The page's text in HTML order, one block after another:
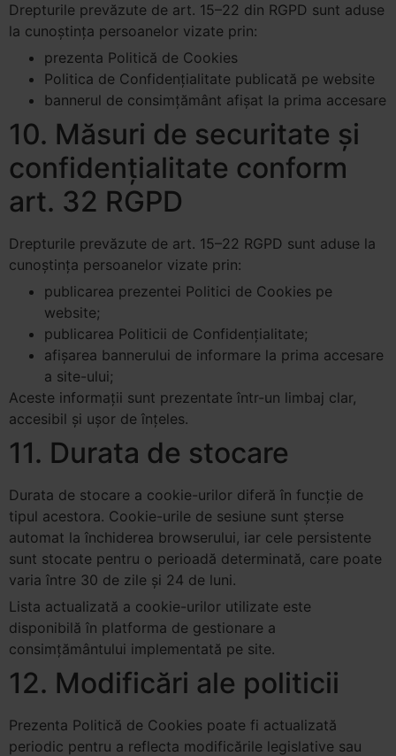
Drepturile prevăzute de art. 15–22 din RGPD sunt aduse
la cunoștința persoanelor vizate prin:
prezenta Politică de Cookies
Politica de Confidențialitate publicată pe website
bannerul de consimțământ afișat la prima accesare
10. Măsuri de securitate și
confidențialitate conform
art. 32 RGPD
Drepturile prevăzute de art. 15–22 RGPD sunt aduse la
cunoștința persoanelor vizate prin:
publicarea prezentei Politici de Cookies pe
website;
publicarea Politicii de Confidențialitate;
afișarea bannerului de informare la prima accesare
a site-ului;
Aceste informații sunt prezentate într-un limbaj clar,
accesibil și ușor de înțeles.
11. Durata de stocare
Durata de stocare a cookie-urilor diferă în funcție de
tipul acestora. Cookie-urile de sesiune sunt șterse
automat la închiderea browserului, iar cele persistente
sunt stocate pentru o perioadă determinată, care poate
varia între 30 de zile și 24 de luni.
Lista actualizată a cookie-urilor utilizate este
disponibilă în platforma de gestionare a
consimțământului implementată pe site.
12. Modificări ale politicii
Prezenta Politică de Cookies poate fi actualizată
periodic pentru a reflecta modificările legislative sau